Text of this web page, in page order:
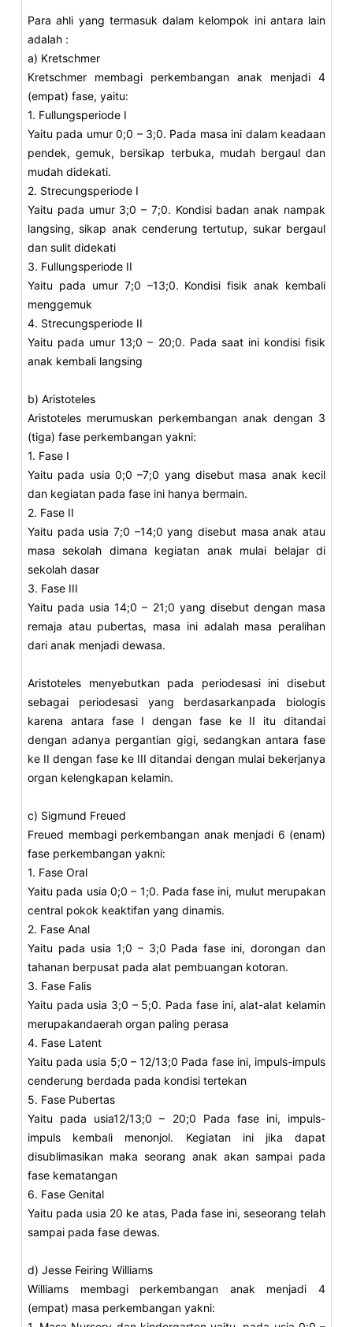
Para ahli yang termasuk dalam kelompok ini antara lain
adalah :
a) Kretschmer
Kretschmer membagi perkembangan anak menjadi 4
(empat) fase, yaitu:
1. Fullungsperiode I
Yaitu pada umur 0;0 – 3;0. Pada masa ini dalam keadaan
pendek, gemuk, bersikap terbuka, mudah bergaul dan
mudah didekati.
2. Strecungsperiode I
Yaitu pada umur 3;0 – 7;0. Kondisi badan anak nampak
langsing, sikap anak cenderung tertutup, sukar bergaul
dan sulit didekati
3. Fullungsperiode II
Yaitu pada umur 7;0 –13;0. Kondisi fisik anak kembali
menggemuk
4. Strecungsperiode II
Yaitu pada umur 13;0 – 20;0. Pada saat ini kondisi fisik
anak kembali langsing
b) Aristoteles
Aristoteles merumuskan perkembangan anak dengan 3
(tiga) fase perkembangan yakni:
1. Fase I
Yaitu pada usia 0;0 –7;0 yang disebut masa anak kecil
dan kegiatan pada fase ini hanya bermain.
2. Fase II
Yaitu pada usia 7;0 –14;0 yang disebut masa anak atau
masa sekolah dimana kegiatan anak mulai belajar di
sekolah dasar
3. Fase III
Yaitu pada usia 14;0 – 21;0 yang disebut dengan masa
remaja atau pubertas, masa ini adalah masa peralihan
dari anak menjadi dewasa.
Aristoteles menyebutkan pada periodesasi ini disebut
sebagai periodesasi yang berdasarkanpada biologis
karena antara fase I dengan fase ke II itu ditandai
dengan adanya pergantian gigi, sedangkan antara fase
ke II dengan fase ke III ditandai dengan mulai bekerjanya
organ kelengkapan kelamin.
c) Sigmund Freued
Freued membagi perkembangan anak menjadi 6 (enam)
fase perkembangan yakni:
1. Fase Oral
Yaitu pada usia 0;0 – 1;0. Pada fase ini, mulut merupakan
central pokok keaktifan yang dinamis.
2. Fase Anal
Yaitu pada usia 1;0 – 3;0 Pada fase ini, dorongan dan
tahanan berpusat pada alat pembuangan kotoran.
3. Fase Falis
Yaitu pada usia 3;0 – 5;0. Pada fase ini, alat-alat kelamin
merupakandaerah organ paling perasa
4. Fase Latent
Yaitu pada usia 5;0 – 12/13;0 Pada fase ini, impuls-impuls
cenderung berdada pada kondisi tertekan
5. Fase Pubertas
Yaitu pada usia12/13;0 – 20;0 Pada fase ini, impuls-
impuls kembali menonjol. Kegiatan ini jika dapat
disublimasikan maka seorang anak akan sampai pada
fase kematangan
6. Fase Genital
Yaitu pada usia 20 ke atas, Pada fase ini, seseorang telah
sampai pada fase dewas.
d) Jesse Feiring Williams
Williams membagi perkembangan anak menjadi 4
(empat) masa perkembangan yakni: